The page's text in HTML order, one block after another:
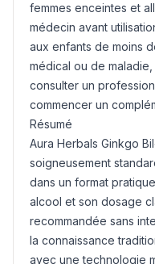
femmes enceintes et
médecin avant
aux enfants de moins
médical ou de
consulter un
commencer un
Résumé
Aura Herbals Ginkgo
soigneusement
dans un format
alcool et son dosage
recommandée sans
la connaissance
avec une technologie